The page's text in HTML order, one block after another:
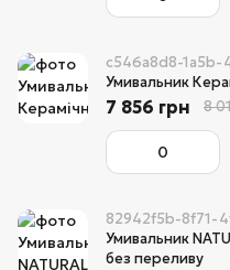
c546a8d8-
Умивальник
7 856 грн 8
82942f5b-8f71-
Умивальник
без переливу